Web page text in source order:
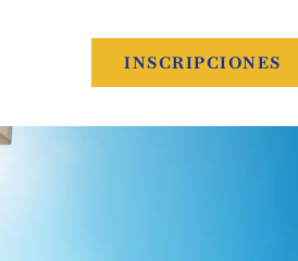
INSCRIPCIONES